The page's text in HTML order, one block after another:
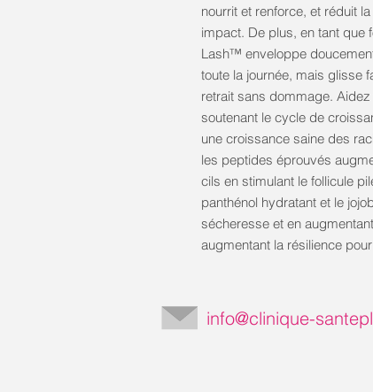
nourrit et renforce, et réduit
impact. De plus, en tant que
Lash™ enveloppe
toute la journée, mais glisse
retrait sans dommage.
soutenant le cycle de
une croissance saine des
les peptides éprouvés
cils en stimulant le follicule
panthénol hydratant et le
sécheresse et en
augmentant la résilience
info@clinique-